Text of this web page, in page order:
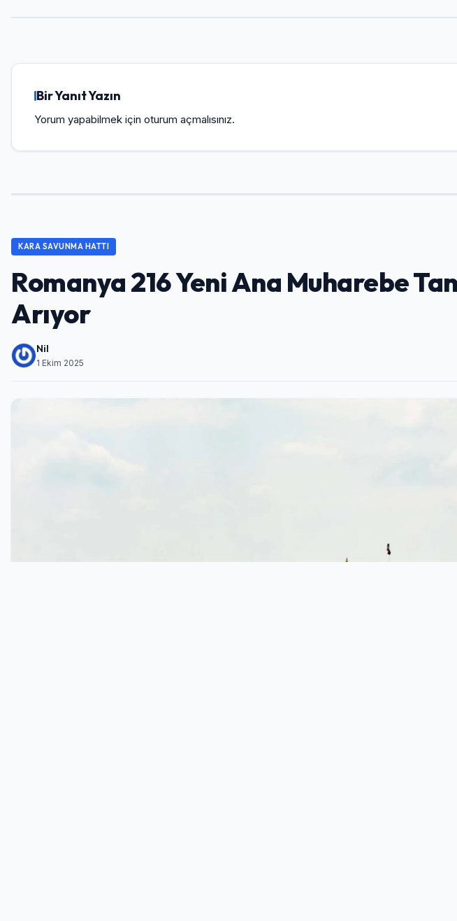
Bir Yanıt Yazın
Yorum yapabilmek için oturum açmalısınız.
KARA SAVUNMA HATTI
Romanya 216 Yeni Ana Muharebe
Arıyor
Nil
1 Ekim 2025